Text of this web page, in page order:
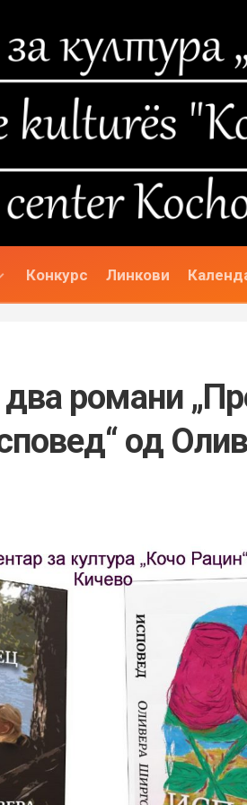
Конкурс Линкови
романи
од